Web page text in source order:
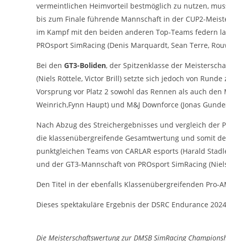
vermeintlichen Heimvorteil bestmöglich zu nutzen,
bis zum Finale führende Mannschaft in der CUP2-
im Kampf mit den beiden anderen Top-Teams federn
PROsport SimRacing (Denis Marquardt, Sean Terre,
Bei den GT3-Boliden, der Spitzenklasse der
(Niels Röttele, Victor Brill) setzte sich jedoch von
Vorsprung vor Platz 2 sowohl das Rennen als auch
Weinrich,Fynn Haupt) und M&J Downforce (Jonas
Nach Abzug des Streichergebnisses und vergleich der
die klassenübergreifende Gesamtwertung und somit
punktgleichen Teams von CARLAR esports (Harald
und der GT3-Mannschaft von PROsport SimRacing
Den Titel in der ebenfalls Klassenübergreifenden Pro-
Dieses spektakuläre Ergebnis der DSRC Endurance
Die Meisterschaftswertung zur DMSB SimRacing
Zweck:
Diese Cookies dienen zur Erhebung von
Statistiken zur Website-Nutzung.
Cookie Laufzeit: 24 Monate
Medien & externe Dienste
Um Inhalte von Videoplattformen und weiteren externen
Diensten anzeigen zu können, werden von diesen ggf. Cookies
YouTube
Anbieter: Google LLC
Zweck:
Cookies, die ggf. zur Einbettung und
Bereitstellung von Videos auf unserer
Google Maps